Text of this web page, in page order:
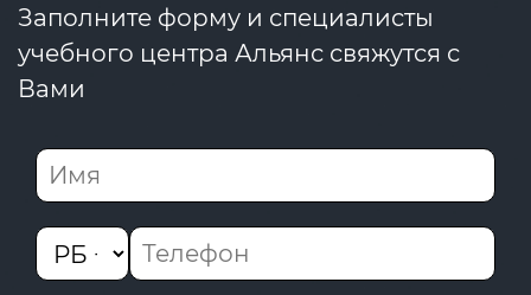
Заполните форму и специалисты
учебного центра Альянс свяжутся с
Вами